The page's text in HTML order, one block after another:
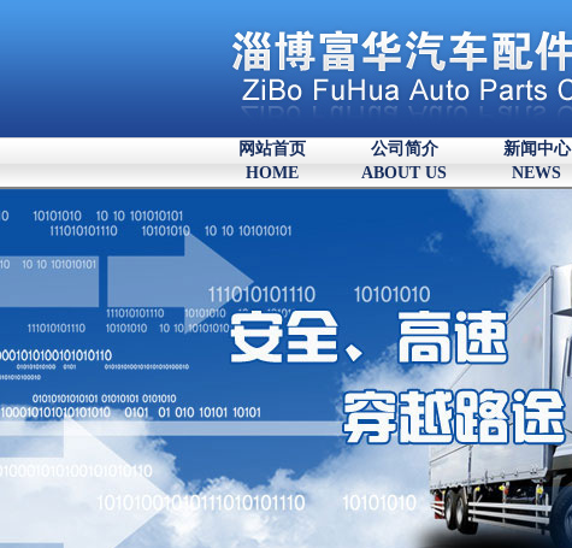
网站首页
HOME
公司简介
ABOUT US
新闻中心
NEWS